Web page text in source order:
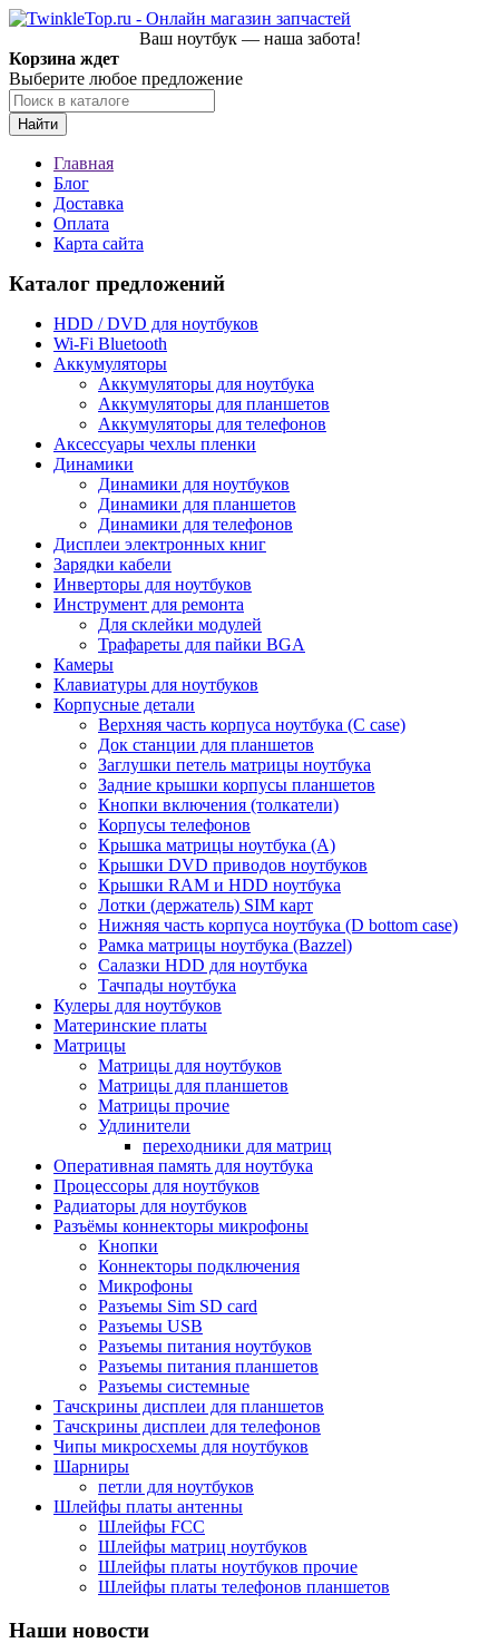
Ваш ноутбук — наша забота!
Корзина ждет
Выберите любое предложение
Найти
Главная
Блог
Доставка
Оплата
Карта сайта
Каталог предложений
HDD / DVD для ноутбуков
Wi-Fi Bluetooth
Аккумуляторы
Аккумуляторы для ноутбука
Аккумуляторы для планшетов
Аккумуляторы для телефонов
Аксессуары чехлы пленки
Динамики
Динамики для ноутбуков
Динамики для планшетов
Динамики для телефонов
Дисплеи электронных книг
Зарядки кабели
Инверторы для ноутбуков
Инструмент для ремонта
Для склейки модулей
Трафареты для пайки BGA
Камеры
Клавиатуры для ноутбуков
Корпусные детали
Верхняя часть корпуса ноутбука (С case)
Док станции для планшетов
Заглушки петель матрицы ноутбука
Задние крышки корпусы планшетов
Кнопки включения (толкатели)
Корпусы телефонов
Крышка матрицы ноутбука (A)
Крышки DVD приводов ноутбуков
Крышки RAM и HDD ноутбука
Лотки (держатель) SIM карт
Нижняя часть корпуса ноутбука (D bottom case)
Рамка матрицы ноутбука (Bazzel)
Салазки HDD для ноутбука
Тачпады ноутбука
Кулеры для ноутбуков
Материнские платы
Матрицы
Матрицы для ноутбуков
Матрицы для планшетов
Матрицы прочие
Удлинители
переходники для матриц
Оперативная память для ноутбука
Процессоры для ноутбуков
Радиаторы для ноутбуков
Разъёмы коннекторы микрофоны
Кнопки
Коннекторы подключения
Микрофоны
Разъемы Sim SD card
Разъемы USB
Разъемы питания ноутбуков
Разъемы питания планшетов
Разъемы системные
Тачскрины дисплеи для планшетов
Тачскрины дисплеи для телефонов
Чипы микросхемы для ноутбуков
Шарниры
петли для ноутбуков
Шлейфы платы антенны
Шлейфы FCC
Шлейфы матриц ноутбуков
Шлейфы платы ноутбуков прочие
Шлейфы платы телефонов планшетов
Наши новости